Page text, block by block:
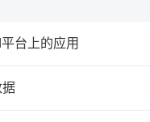
台上的应用
据